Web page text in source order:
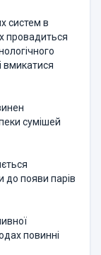
систем в
провадиться
вмикатися
сумішей
до появи парів
повинні